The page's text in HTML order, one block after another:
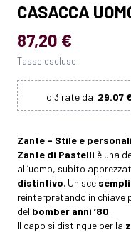
CASACCA
87,20 €
Tasse escluse
29.07
Zante – Stile e
Zante di Pastelli è una
all’uomo, subito
distintivo. Unisce
reinterpretando in chiave
del bomber anni ’80.
Il capo si distingue per la